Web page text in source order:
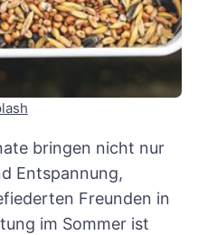
bringen nicht nur
Entspannung,
Freunden in
im Sommer ist